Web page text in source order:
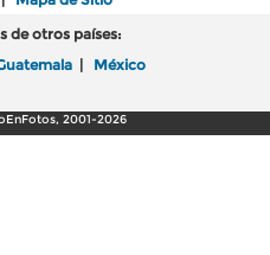
de otros países:
| México
2001-2026